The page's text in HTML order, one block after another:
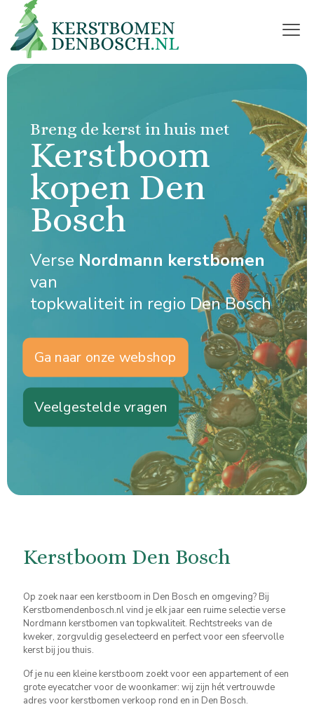
Breng de kerst in huis met
Kerstboom
kopen Den
Bosch
Verse Nordmann kerstbomen
van
topkwaliteit in regio Den Bosch
Ga naar onze webshop
Veelgestelde vragen
Kerstboom Den Bosch
Op zoek naar een kerstboom in Den Bosch en omgeving? Bij
Kerstbomendenbosch.nl vind je elk jaar een ruime selectie verse
Nordmann kerstbomen van topkwaliteit. Rechtstreeks van de
kweker, zorgvuldig geselecteerd en perfect voor een sfeervolle
kerst bij jou thuis.
Of je nu een kleine kerstboom zoekt voor een appartement of een
grote eyecatcher voor de woonkamer: wij zijn hét vertrouwde
adres voor kerstbomen verkoop rond en in Den Bosch.